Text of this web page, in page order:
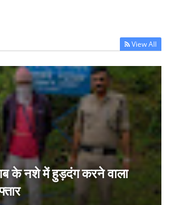
View All
के नशे में हुड़दंग करने वाला